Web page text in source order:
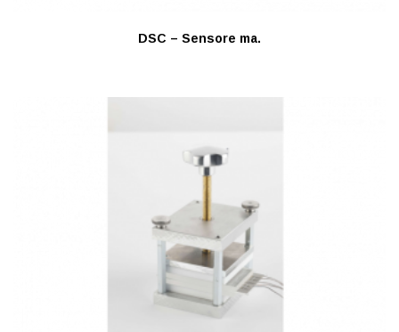
DSC – Sensore ma.